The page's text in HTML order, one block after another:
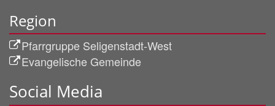
Region
Pfarrgruppe Seligenstadt-West
Evangelische Gemeinde
Social Media